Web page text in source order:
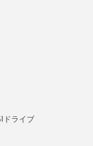
ドライブ